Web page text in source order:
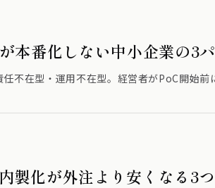
本番化しない中小企業の3
任不在型・運用不在型。経営者がPoC開始
製化が外注より安くなる3